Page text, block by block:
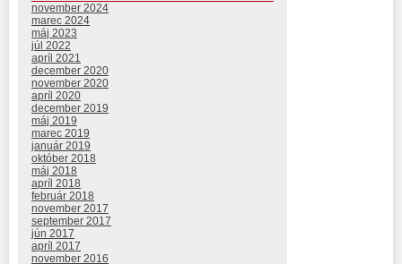
november 2024
marec 2024
máj 2023
júl 2022
apríl 2021
december 2020
november 2020
apríl 2020
december 2019
máj 2019
marec 2019
január 2019
október 2018
máj 2018
apríl 2018
február 2018
november 2017
september 2017
jún 2017
apríl 2017
november 2016